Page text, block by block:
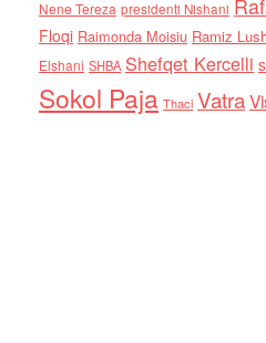
Nene Tereza presidenti Nishani
Floqi Raimonda Moisiu Ramiz
Elshani SHBA Shefqet Kercelli
Sokol Paja Thaci Vatra